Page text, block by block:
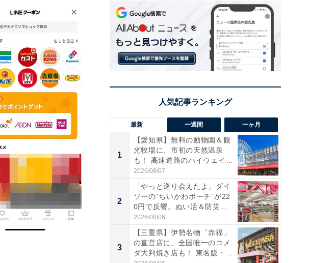
最新 一週間 一ヶ月
1
【愛知県】無料の動物園＆観
光牧場に、市初の天然温泉
も！ 高速道路のハイウェイオ
ア...
2026/08/07
2
「やっと巡り会えたよ」ダイ
ソーの“ちいかわポーチ”が22
0円で反響。ぬい活＆防災...
2026/08/06
3
【三重県】伊勢名物「赤福」
の直営店に、全国唯一のコメ
ダ大判焼き店も！ 東名阪・